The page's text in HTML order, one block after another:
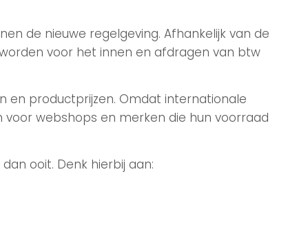
de nieuwe regelgeving. Afhankelijk van de
voor het innen en afdragen van btw
en productprijzen. Omdat internationale
webshops en merken die hun voorraad
ooit. Denk hierbij aan: